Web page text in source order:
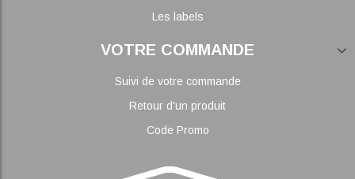
Les labels
VOTRE COMMANDE
Suivi de votre commande
Retour d'un produit
Code Promo